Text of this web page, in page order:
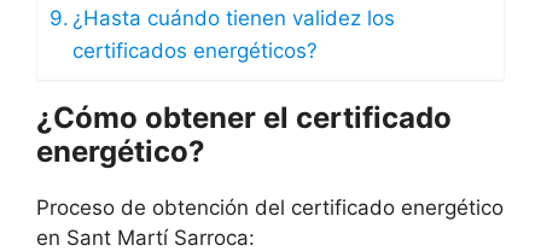
¿Hasta cuándo tienen validez los
certificados energéticos?
¿Cómo obtener el certificado
energético?
Proceso de obtención del certificado energético
en Sant Martí Sarroca: